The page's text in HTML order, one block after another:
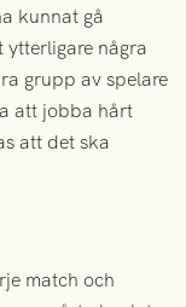
kunnat gå
några
grupp av spelare
att jobba hårt
att det ska
match och